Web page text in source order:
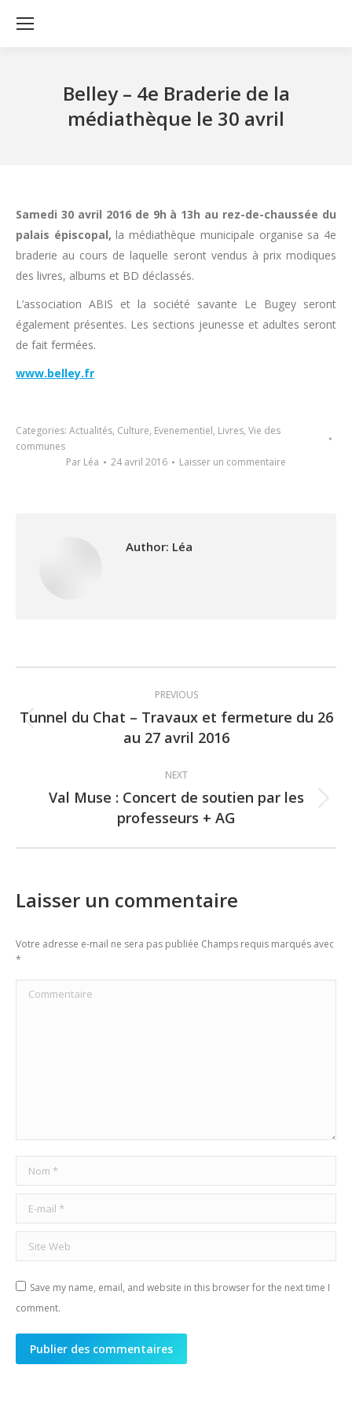
Belley – 4e Braderie de la
médiathèque le 30 avril
Samedi 30 avril 2016 de 9h à 13h au rez-de-chaussée du
palais épiscopal, la médiathèque municipale organise sa 4e
braderie au cours de laquelle seront vendus à prix modiques
des livres, albums et BD déclassés.
L’association ABIS et la société savante Le Bugey seront
également présentes. Les sections jeunesse et adultes seront
de fait fermées.
www.belley.fr
Categories: Actualités, Culture, Evenementiel, Livres, Vie des
communes
Par Léa 24 avril 2016 Laisser un commentaire
Author: Léa
navigation
PREVIOUS
Previous
post:
Tunnel du Chat – Travaux et fermeture du 26
au 27 avril 2016
NEXT
Next
post:
Val Muse : Concert de soutien par les
professeurs + AG
Laisser un commentaire
Votre adresse e-mail ne sera pas publiée Champs requis marqués avec
*
Commentaire
Nom *
E-mail *
Site Web
Save my name, email, and website in this browser for the next time I
comment.
Publier des commentaires